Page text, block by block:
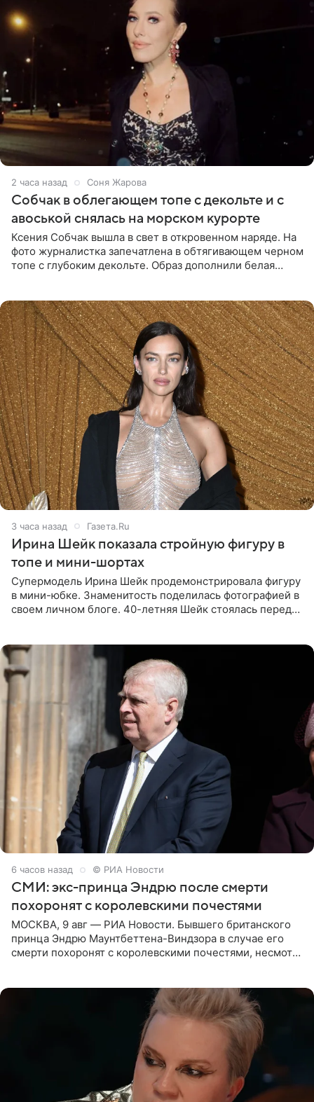
2 часа назад Соня Жарова
Собчак в облегающем топе с декольте и с
авоськой снялась на морском курорте
Ксения Собчак вышла в свет в откровенном наряде. На
фото журналистка запечатлена в обтягивающем черном
топе с глубоким декольте. Образ дополнили белая
3 часа назад Газета.Ru
Ирина Шейк показала стройную фигуру в
топе и мини-шортах
Супермодель Ирина Шейк продемонстрировала фигуру
в мини-юбке. Знаменитость поделилась фотографией в
своем личном блоге. 40-летняя Шейк стоялась перед
6 часов назад © РИА Новости
СМИ: экс-принца Эндрю после смерти
похоронят с королевскими почестями
МОСКВА, 9 авг — РИА Новости. Бывшего британского
принца Эндрю Маунтбеттена-Виндзора в случае его
смерти похоронят с королевскими почестями, несмотря